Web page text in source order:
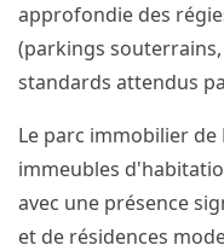
approfondie des
(parkings
standards attendus
Le parc immobilier
immeubles
avec une présence
et de résidences